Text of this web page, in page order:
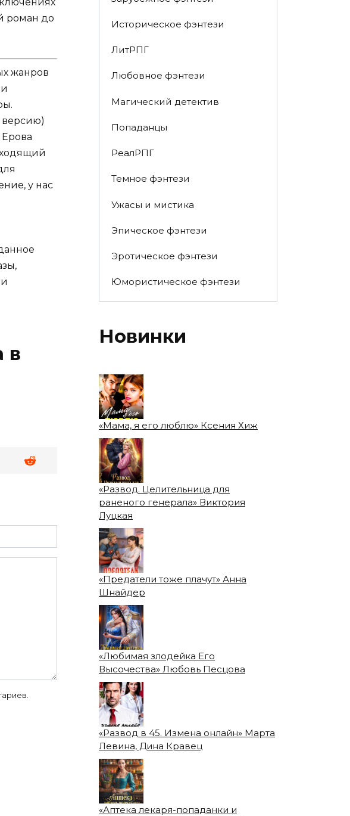
роман до
жанров
версию)
у нас
в
Историческое фэнтези
ЛитРПГ
Любовное фэнтези
Магический детектив
Попаданцы
РеалРПГ
Темное фэнтези
Ужасы и мистика
Эпическое фэнтези
Эротическое фэнтези
Юмористическое фэнтези
Новинки
«Мама, я его люблю» Ксения Хиж
«Развод. Целительница для
раненого генерала» Виктория
Луцкая
«Предатели тоже плачут» Анна
Шнайдер
«Любимая злодейка Его
Высочества» Любовь Песцова
«Развод в 45. Измена онлайн» Марта
Левина, Дина Кравец
«Аптека лекаря-попаданки и